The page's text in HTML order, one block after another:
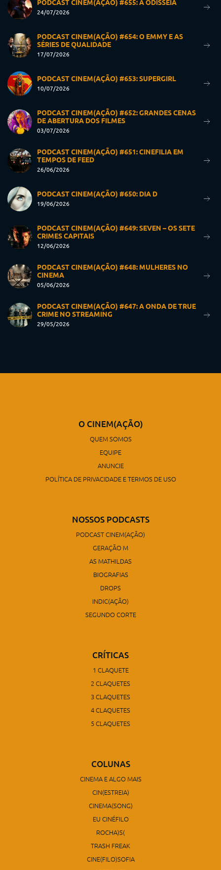
PODCAST CINEM(AÇÃO) #655: A ODISSEIA
24/07/2026
PODCAST CINEM(AÇÃO) #654: O EMMY E AS
SÉRIES DE QUALIDADE
17/07/2026
PODCAST CINEM(AÇÃO) #653: SUPERGIRL
10/07/2026
PODCAST CINEM(AÇÃO) #652: GRANDES CENAS
DE ABERTURA DOS FILMES
03/07/2026
PODCAST CINEM(AÇÃO) #651: CINEFILIA EM
TEMPOS DE FEED
26/06/2026
PODCAST CINEM(AÇÃO) #650: DIA D
19/06/2026
PODCAST CINEM(AÇÃO) #649: SEVEN – OS SETE
CRIMES CAPITAIS
12/06/2026
PODCAST CINEM(AÇÃO) #648: MULHERES NO
CINEMA
05/06/2026
PODCAST CINEM(AÇÃO) #647: A ONDA DE TRUE
CRIME NO STREAMING
29/05/2026
O CINEM(AÇÃO)
QUEM SOMOS
EQUIPE
ANUNCIE
POLÍTICA DE PRIVACIDADE E TERMOS DE USO
NOSSOS PODCASTS
PODCAST CINEM(AÇÃO)
GERAÇÃO M
AS MATHILDAS
BIOGRAFIAS
DROPS
INDIC(AÇÃO)
SEGUNDO CORTE
CRÍTICAS
1 CLAQUETE
2 CLAQUETES
3 CLAQUETES
4 CLAQUETES
5 CLAQUETES
COLUNAS
CINEMA E ALGO MAIS
CIN(ESTREIA)
CINEMA(SONG)
EU CINÉFILO
ROCHA)S(
TRASH FREAK
CINE(FILO)SOFIA